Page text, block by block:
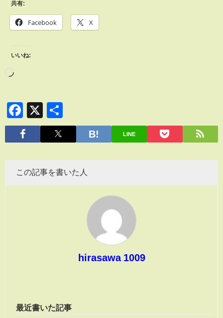
共有:
Facebook X
いいね:
Facebook
X
有
LINE
この記事を書いた人
hirasawa 1009
最近書いた記事